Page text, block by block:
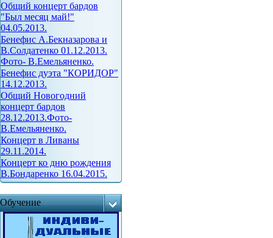
Общий концерт бардов
"Был месяц май!"
04.05.2013.
Бенефис А.Бекназарова и
В.Солдатенко 01.12.2013.
Фото- В.Емельяненко.
Бенефис дуэта "КОРИДОР"
14.12.2013.
Общий Новогодний
концерт бардов
28.12.2013.Фото-
В.Емельяненко.
Концерт в Ливаны
29.11.2014.
Концерт ко дню рождения
В.Бондаренко 16.04.2015.
Обучение